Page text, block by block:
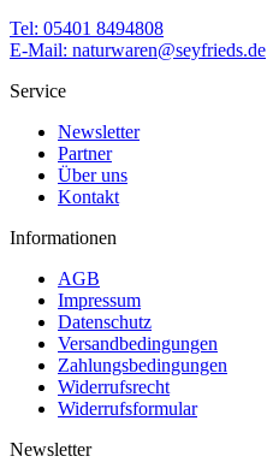
Tel: 05401 8494808
E-Mail: naturwaren@seyfrieds.de
Service
Newsletter
Partner
Über uns
Kontakt
Informationen
AGB
Impressum
Datenschutz
Versandbedingungen
Zahlungsbedingungen
Widerrufsrecht
Widerrufsformular
Newsletter